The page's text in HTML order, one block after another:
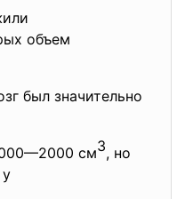
объем
был значительно
см3, но